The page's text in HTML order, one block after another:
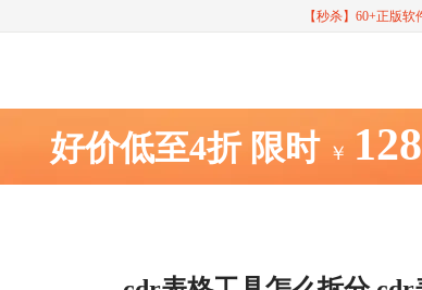
【秒杀】60+正版
好价低至4折 限时 ￥